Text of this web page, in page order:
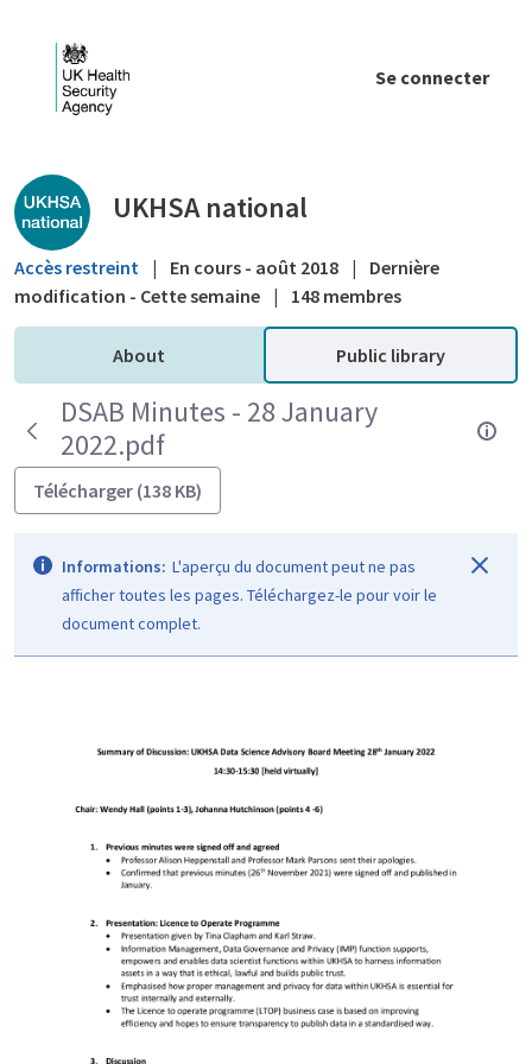
Se connecter
Public library - UKHSA national
UKHSA national
Accès restreint | En cours - août 2018 |
Dernière
modification - Cette semaine | 148 membres
About Public library
DSAB Minutes - 28 January
2022.pdf
Télécharger (138 KB)
Informations: L'aperçu du document peut ne pas
afficher toutes les pages. Téléchargez-le pour voir le
document complet.